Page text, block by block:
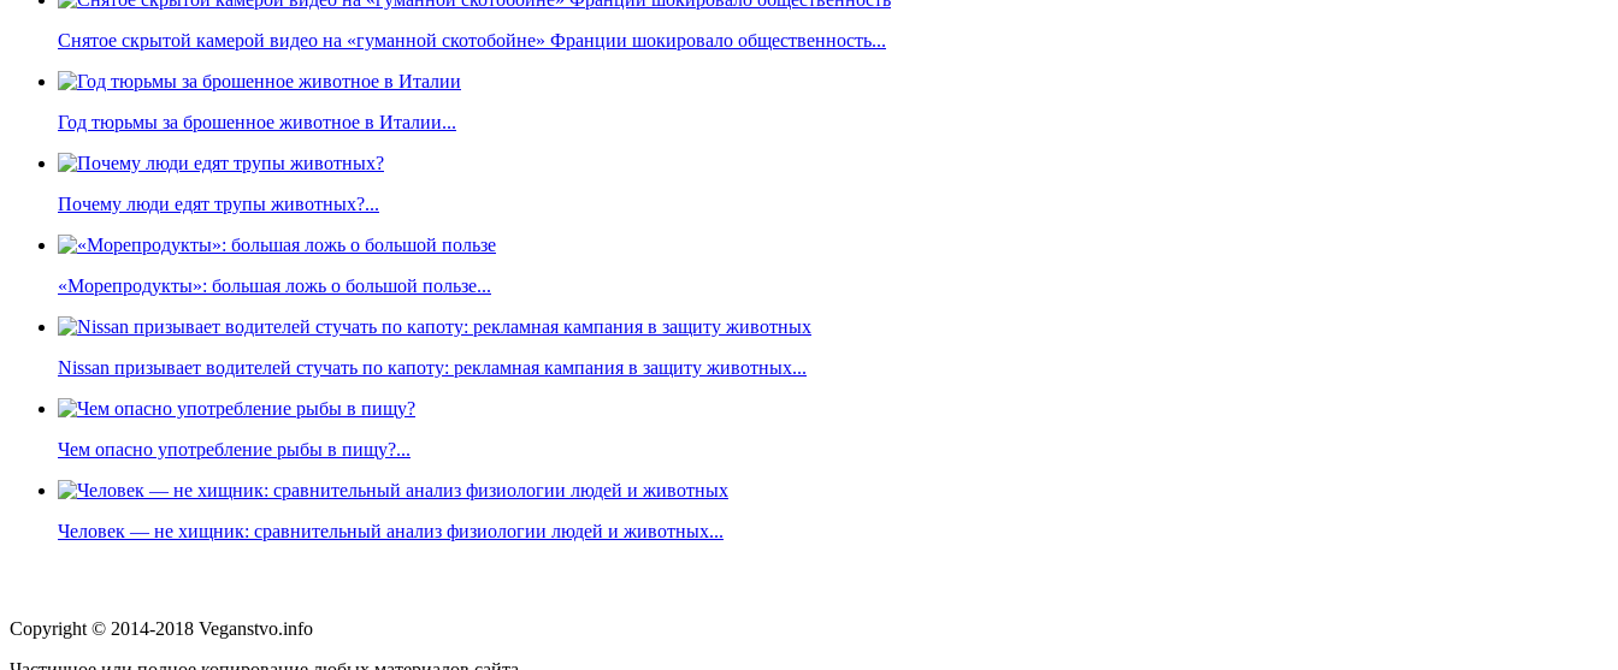
Снятое скрытой камерой видео на «гуманной скотобойне» Франции шокировало общественность...
Год тюрьмы за брошенное животное в Италии...
Почему люди едят трупы животных?...
«Морепродукты»: большая ложь о большой пользе...
Nissan призывает водителей стучать по капоту: рекламная кампания в защиту животных...
Чем опасно употребление рыбы в пищу?...
Человек — не хищник: сравнительный анализ физиологии людей и животных...
Copyright © 2014-2018 Veganstvo.info